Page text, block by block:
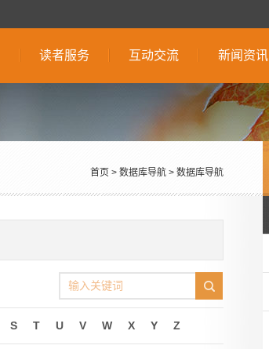
读者服务 互动交流 新闻资讯
首页 > 数据库导航 > 数据库导航
S T U V W X Y Z